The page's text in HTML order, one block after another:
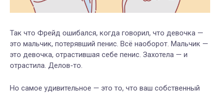
Так что Фрейд ошибался, когда говорил, что девочка —
это мальчик, потерявший пенис. Всё наоборот. Мальчик —
это девочка, отрастившая себе пенис. Захотела — и
отрастила. Делов-то.
Но самое удивительное — это то, что ваш собственный